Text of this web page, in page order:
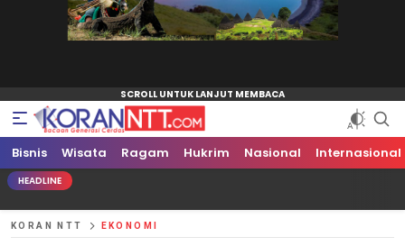
Koran NTT
Bacaan Generasi Cerdas
Bisnis Wisata Ragam Hukrim Nasional Internasional
HEADLINE
KORAN NTT EKONOMI